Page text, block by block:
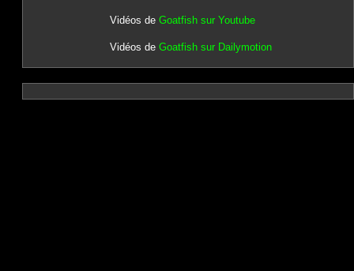
Vidéos de Goatfish sur Youtube
Vidéos de Goatfish sur Dailymotion